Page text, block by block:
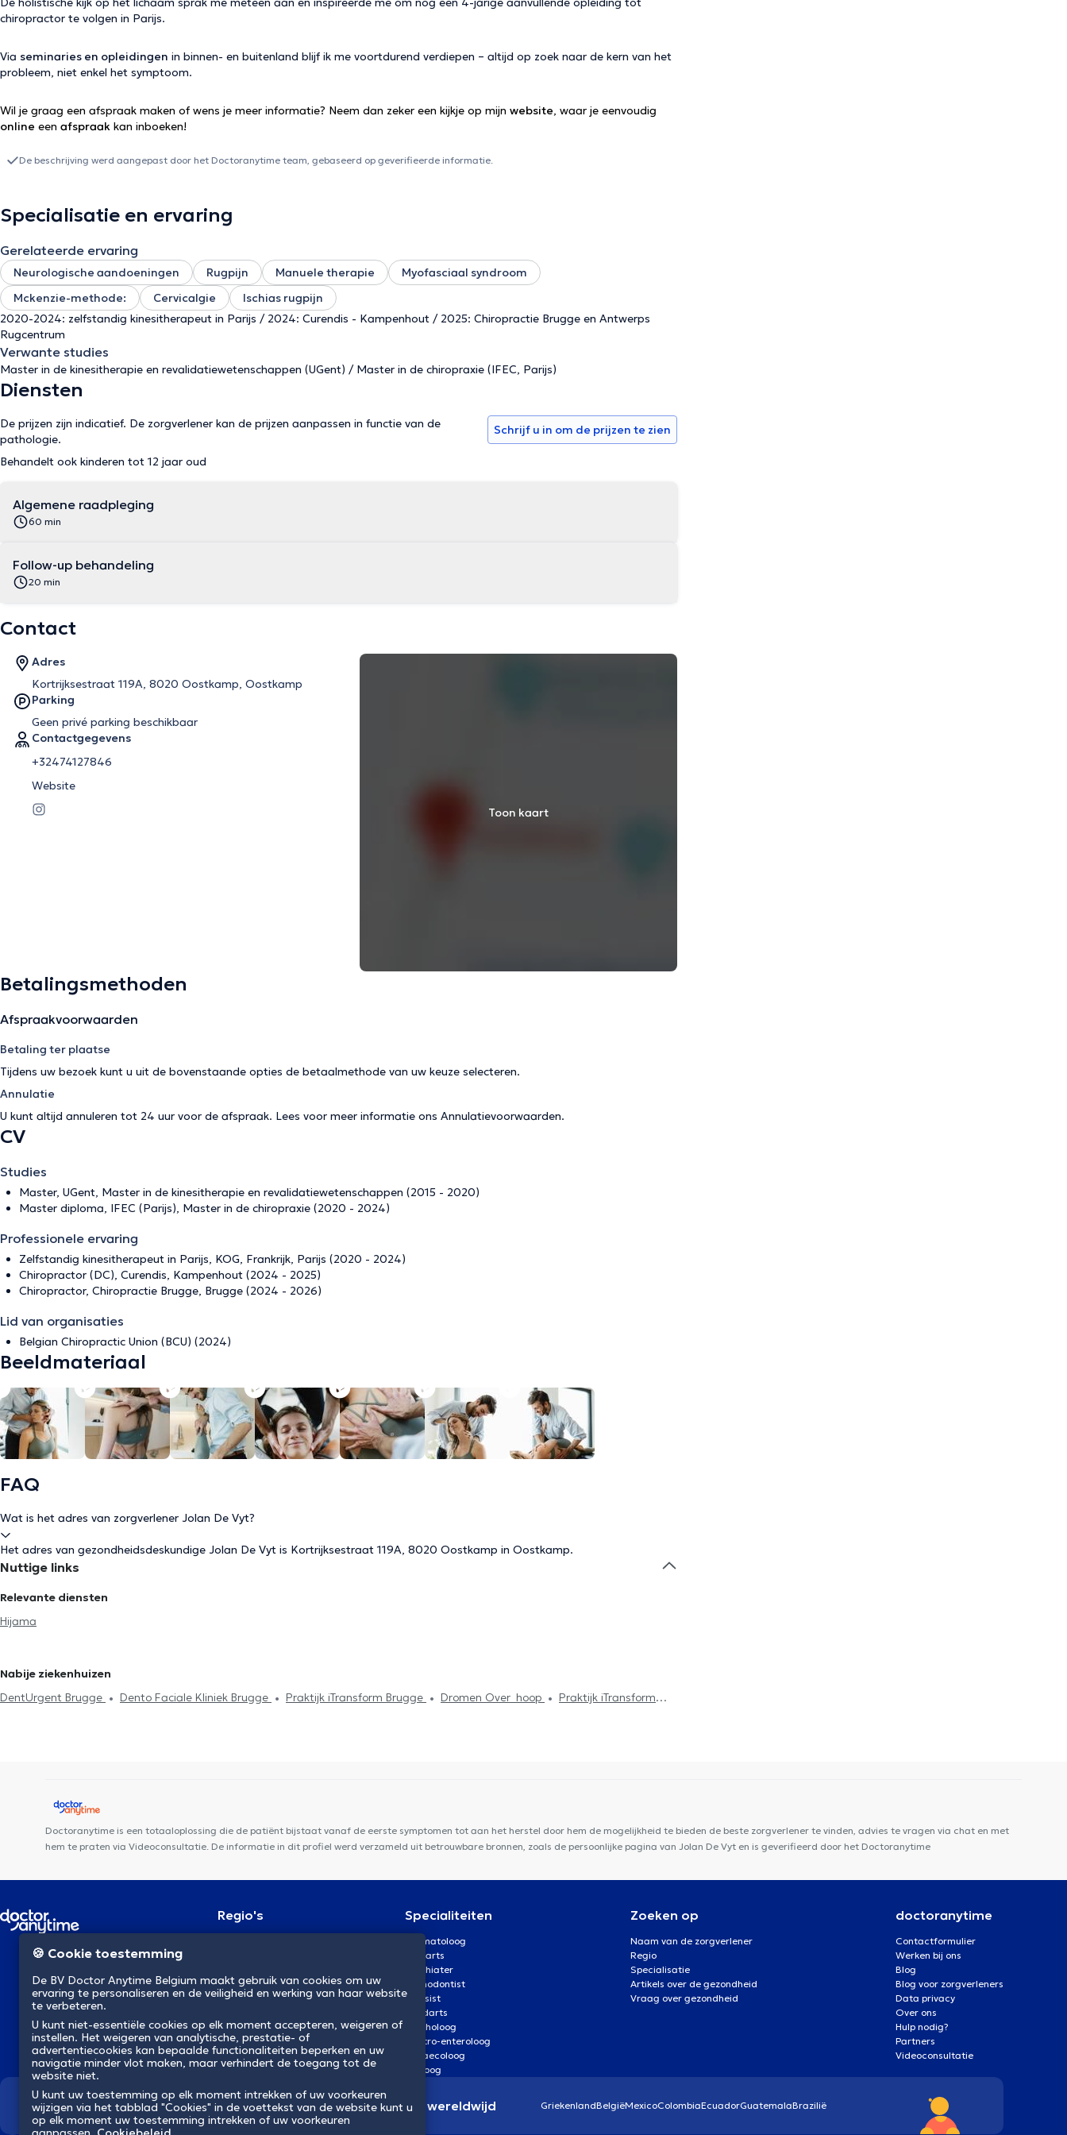
chiropractor te volgen in Parijs.
Via seminaries en opleidingen in binnen- en buitenland blijf ik me voortdurend verdiepen – altijd op zoek naar de kern van het
probleem, niet enkel het symptoom.
Wil je graag een afspraak maken of wens je meer informatie? Neem dan zeker een kijkje op mijn website, waar je eenvoudig
online een afspraak kan inboeken!
De beschrijving werd aangepast door het Doctoranytime team, gebaseerd op geverifieerde informatie.
Specialisatie en ervaring
Gerelateerde ervaring
Neurologische aandoeningen Rugpijn Manuele therapie
Myofasciaal syndroom
Mckenzie-methode:
Cervicalgie
Ischias rugpijn
2020-2024: zelfstandig kinesitherapeut in Parijs / 2024: Curendis - Kampenhout / 2025: Chiropractie Brugge en Antwerps
Rugcentrum
Verwante studies
Master in de kinesitherapie en revalidatiewetenschappen (UGent) / Master in de chiropraxie (IFEC, Parijs)
Diensten
De prijzen zijn indicatief. De zorgverlener kan de prijzen aanpassen in functie van de
pathologie.
Behandelt ook kinderen tot 12 jaar oud
Schrijf u in om de prijzen te zien
Algemene raadpleging
60 min
Follow-up behandeling
20 min
Contact
Adres
Kortrijksestraat 119A, 8020 Oostkamp, Oostkamp
Parking
Geen privé parking beschikbaar
Contactgegevens
+32474127846
Website
Toon kaart
Betalingsmethoden
Afspraakvoorwaarden
Betaling ter plaatse
Tijdens uw bezoek kunt u uit de bovenstaande opties de betaalmethode van uw keuze selecteren.
Annulatie
U kunt altijd annuleren tot 24 uur voor de afspraak. Lees voor meer informatie ons Annulatievoorwaarden.
CV
Studies
Master, UGent, Master in de kinesitherapie en revalidatiewetenschappen (2015 - 2020)
Master diploma, IFEC (Parijs), Master in de chiropraxie (2020 - 2024)
Professionele ervaring
Zelfstandig kinesitherapeut in Parijs, KOG, Frankrijk, Parijs (2020 - 2024)
Chiropractor (DC), Curendis, Kampenhout (2024 - 2025)
Chiropractor, Chiropractie Brugge, Brugge (2024 - 2026)
Lid van organisaties
Belgian Chiropractic Union (BCU) (2024)
Beeldmateriaal
FAQ
Wat is het adres van zorgverlener Jolan De Vyt?
Het adres van gezondheidsdeskundige Jolan De Vyt is Kortrijksestraat 119A, 8020 Oostkamp in Oostkamp.
Nuttige links
Relevante diensten
Hijama
Nabije ziekenhuizen
DentUrgent Brugge
Dento Faciale Kliniek Brugge Praktijk iTransform Brugge Dromen Over_hoop
Praktijk iTransform
Doctoranytime is een totaaloplossing die de patiënt bijstaat vanaf de eerste symptomen tot aan het herstel door hem de mogelijkheid te bieden de beste zorgverlener te vinden, advies te vragen via chat en met
hem te praten via Videoconsultatie. De informatie in dit profiel werd verzameld uit betrouwbare bronnen, zoals de persoonlijke pagina van Jolan De Vyt en is geverifieerd door het Doctoranytime
NL
Regio's
Charleroi
Luik
Namen
Leuven
Mons
Aalst
Specialiteiten
Dermatoloog
Oogarts
Psychiater
Orthodontist
Kinesist
Tandarts
Psycholoog
Gastro-enteroloog
Gynaecoloog
Uroloog
Zoeken op
Naam van de zorgverlener
Regio
Specialisatie
Artikels over de gezondheid
Vraag over gezondheid
doctoranytime
Contactformulier
Werken bij ons
Blog
Blog voor zorgverleners
Data privacy
Over ons
Hulp nodig?
Partners
Videoconsultatie
Wij revolutioneren de gezondheidssector wereldwijd GriekenlandBelgiëMexicoColombiaEcuadorGuatemalaBrazilië
🍪 Cookie toestemming
De BV Doctor Anytime Belgium maakt gebruik van cookies om uw
ervaring te personaliseren en de veiligheid en werking van haar website
te verbeteren.
U kunt niet-essentiële cookies op elk moment accepteren, weigeren of
instellen. Het weigeren van analytische, prestatie- of
advertentiecookies kan bepaalde functionaliteiten beperken en uw
navigatie minder vlot maken, maar verhindert de toegang tot de
website niet.
U kunt uw toestemming op elk moment intrekken of uw voorkeuren
wijzigen via het tabblad "Cookies" in de voettekst van de website kunt u
op elk moment uw toestemming intrekken of uw voorkeuren